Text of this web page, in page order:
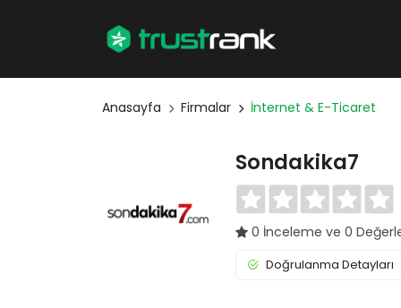
Anasayfa Firmalar İnternet & E-Ticaret
Sondakika7
0 İnceleme ve 0
Doğrulanma Detayları